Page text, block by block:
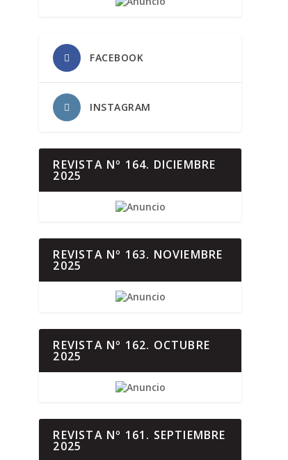
FACEBOOK
INSTAGRAM
REVISTA Nº 164. DICIEMBRE
2025
REVISTA Nº 163. NOVIEMBRE
2025
REVISTA Nº 162. OCTUBRE
2025
REVISTA Nº 161. SEPTIEMBRE
2025